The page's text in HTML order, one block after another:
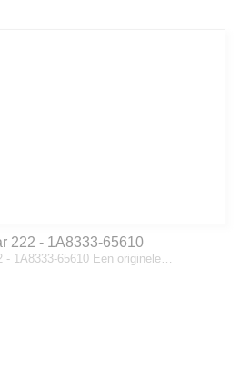
222 - 1A8333-65610
- 1A8333-65610 Een originele…